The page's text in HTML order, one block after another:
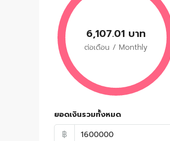
6,107.01 บาท
ต่อเดือน / Monthly
ยอดเงินรวมทั้งหมด
฿